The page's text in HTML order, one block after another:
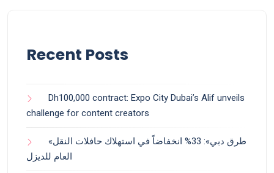
Recent Posts
Dh100,000 contract: Expo City Dubai’s Alif unveils
challenge for content creators
«طرق دبي»: 33% انخفاضاً في استهلاك حافلات النقل
العام للديزل